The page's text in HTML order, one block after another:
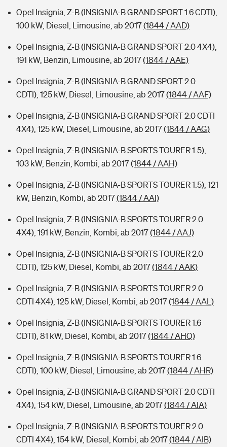
Opel Insignia, Z-B (INSIGNIA-B GRAND SPORT 1.6 CDTI),
100 kW, Diesel, Limousine, ab 2017(1844 / AAD)
Opel Insignia, Z-B (INSIGNIA-B GRAND SPORT 2.0 4X4),
191 kW, Benzin, Limousine, ab 2017(1844 / AAE)
Opel Insignia, Z-B (INSIGNIA-B GRAND SPORT 2.0
CDTI), 125 kW, Diesel, Limousine, ab 2017(1844 / AAF)
Opel Insignia, Z-B (INSIGNIA-B GRAND SPORT 2.0 CDTI
4X4), 125 kW, Diesel, Limousine, ab 2017(1844 / AAG)
Opel Insignia, Z-B (INSIGNIA-B SPORTS TOURER 1.5),
103 kW, Benzin, Kombi, ab 2017(1844 / AAH)
Opel Insignia, Z-B (INSIGNIA-B SPORTS TOURER 1.5), 121
kW, Benzin, Kombi, ab 2017(1844 / AAI)
Opel Insignia, Z-B (INSIGNIA-B SPORTS TOURER 2.0
4X4), 191 kW, Benzin, Kombi, ab 2017(1844 / AAJ)
Opel Insignia, Z-B (INSIGNIA-B SPORTS TOURER 2.0
CDTI), 125 kW, Diesel, Kombi, ab 2017(1844 / AAK)
Opel Insignia, Z-B (INSIGNIA-B SPORTS TOURER 2.0
CDTI 4X4), 125 kW, Diesel, Kombi, ab 2017(1844 / AAL)
Opel Insignia, Z-B (INSIGNIA-B SPORTS TOURER 1.6
CDTI), 81 kW, Diesel, Kombi, ab 2017(1844 / AHQ)
Opel Insignia, Z-B (INSIGNIA-B SPORTS TOURER 1.6
CDTI), 100 kW, Diesel, Limousine, ab 2017(1844 / AHR)
Opel Insignia, Z-B (INSIGNIA-B GRAND SPORT 2.0 CDTI
4X4), 154 kW, Diesel, Limousine, ab 2017(1844 / AIA)
Opel Insignia, Z-B (INSIGNIA-B SPORTS TOURER 2.0
CDTI 4X4), 154 kW, Diesel, Kombi, ab 2017(1844 / AIB)